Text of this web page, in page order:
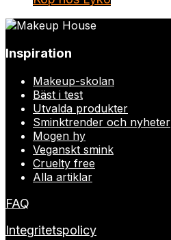
Inspiration
Makeup-skolan
Bäst i test
Utvalda produkter
Sminktrender och nyheter
Mogen hy
Veganskt smink
Cruelty free
Alla artiklar
FAQ
Integritetspolicy